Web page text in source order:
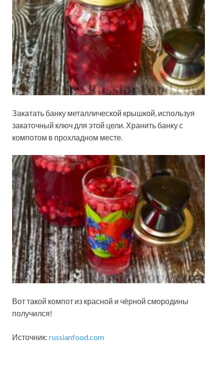
Закатать банку металлической крышкой, используя
закаточный ключ для этой цели. Хранить банку с
компотом в прохладном месте.
Вот такой компот из красной и чёрной смородины
получился!
Источник: russianfood.com